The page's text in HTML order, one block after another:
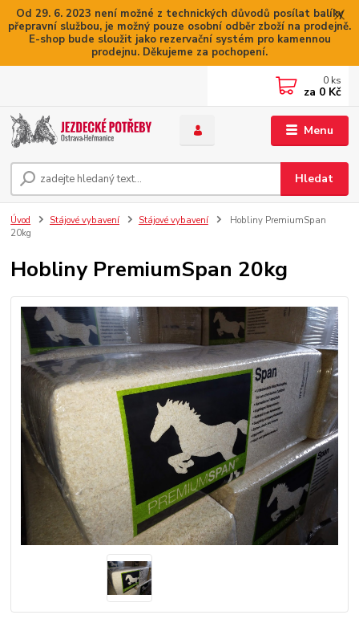
Od 29. 6. 2023 není možné z technických důvodů posílat balíky
přepravní službou, je možný pouze osobní odběr zboží na prodejně.
E-shop bude sloužit jako rezervační systém pro kamennou
prodejnu. Děkujeme za pochopení.
Menu
Hledat
0 ks
za 0 Kč
Úvod Stájové vybavení Stájové vybavení
Hobliny PremiumSpan
20kg
Hobliny PremiumSpan 20kg